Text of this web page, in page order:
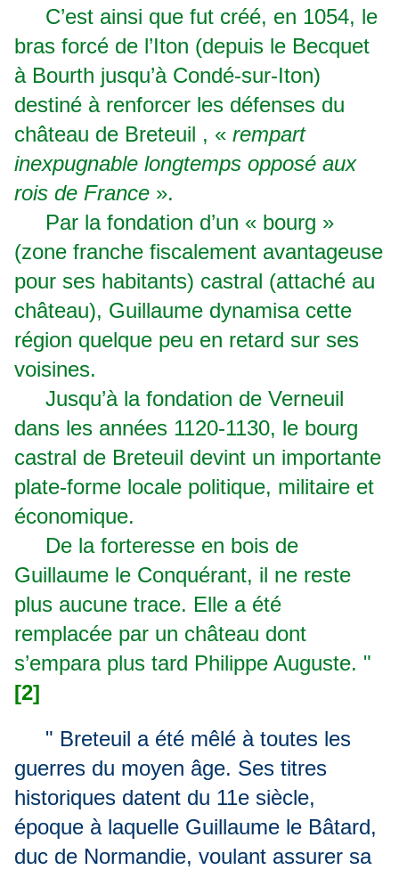
C’est ainsi que fut créé, en 1054, le
bras forcé de l’Iton (depuis le Becquet
à Bourth jusqu’à Condé-sur-Iton)
destiné à renforcer les défenses du
château de Breteuil , « rempart
inexpugnable longtemps opposé aux
rois de France ».
Par la fondation d’un « bourg »
(zone franche fiscalement avantageuse
pour ses habitants) castral (attaché au
château), Guillaume dynamisa cette
région quelque peu en retard sur ses
voisines.
Jusqu’à la fondation de Verneuil
dans les années 1120-1130, le bourg
castral de Breteuil devint un importante
plate-forme locale politique, militaire et
économique.
De la forteresse en bois de
Guillaume le Conquérant, il ne reste
plus aucune trace. Elle a été
remplacée par un château dont
s’empara plus tard Philippe Auguste. "
[2]
" Breteuil a été mêlé à toutes les
guerres du moyen âge. Ses titres
historiques datent du 11e siècle,
époque à laquelle Guillaume le Bâtard,
duc de Normandie, voulant assurer sa